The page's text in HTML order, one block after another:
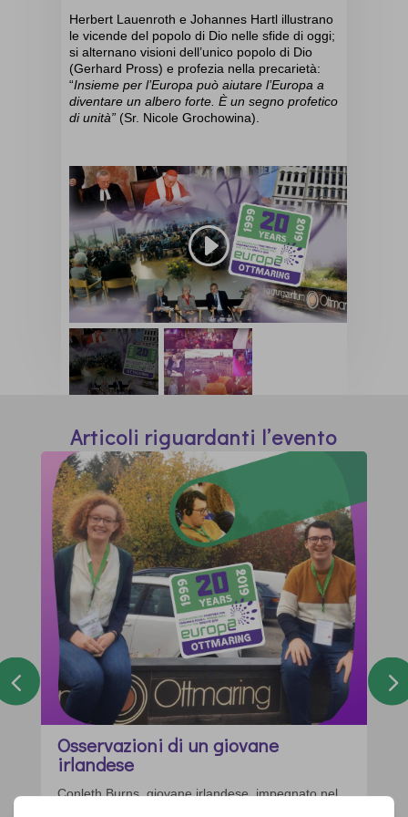
Herbert Lauenroth e Johannes Hartl illustrano
le vicende del popolo di Dio nelle sfide di oggi;
si alternano visioni dell’unico popolo di Dio
(Gerhard Pross) e profezia nella precarietà:
“Insieme per l’Europa può aiutare l’Europa a
diventare un albero forte. È un segno profetico
di unità” (Sr. Nicole Grochowina).
Articoli riguardanti l’evento
Osservazioni di un giovane
irlandese
Conleth Burns, giovane irlandese, impegnato nel